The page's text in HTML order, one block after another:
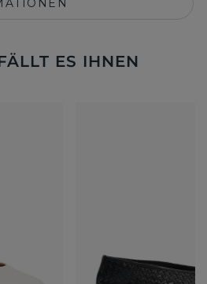
ES IHNEN